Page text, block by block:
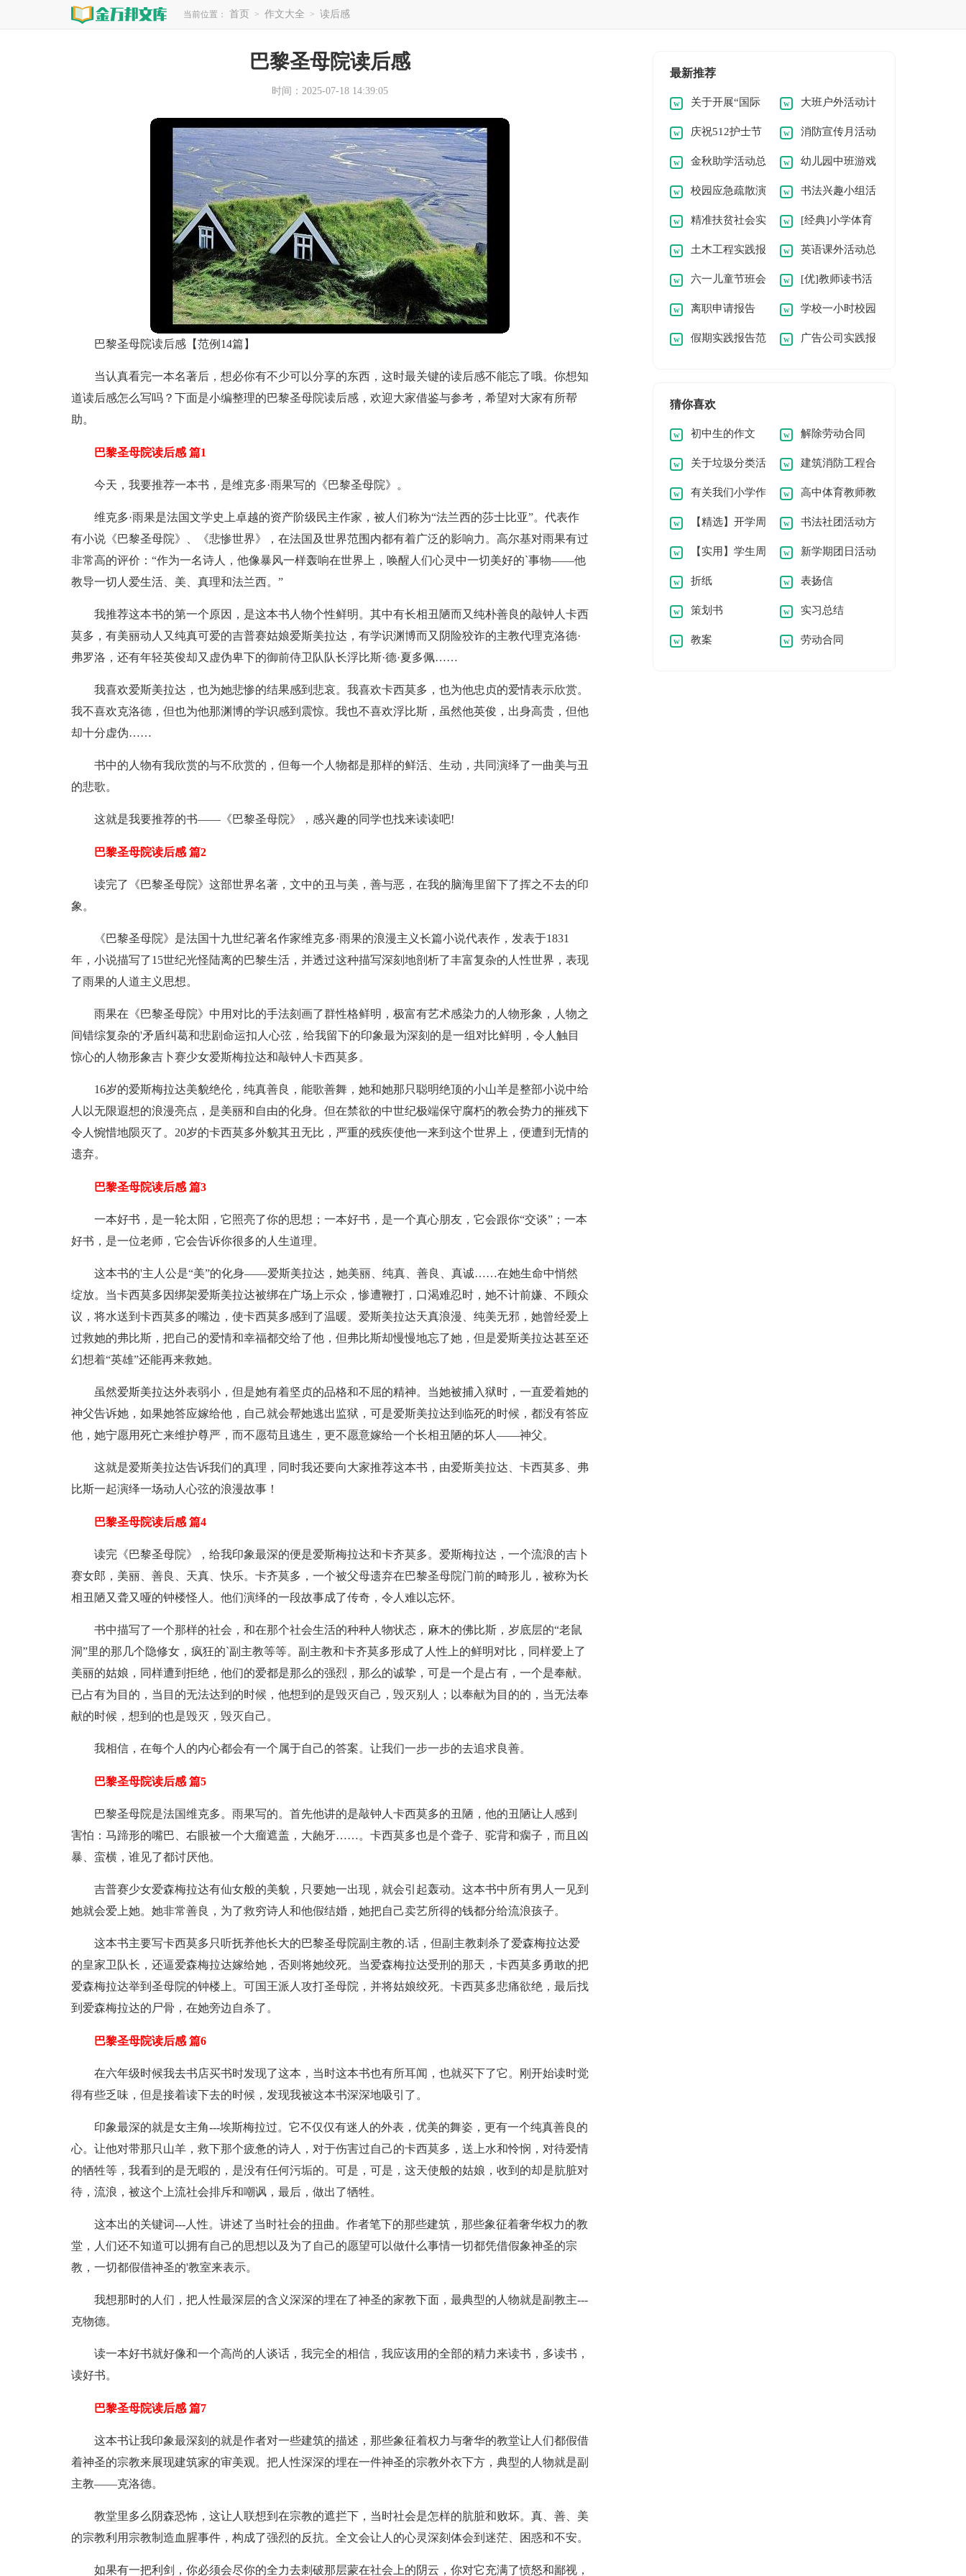
当前位置： 首页 > 作文大全 > 读后感
巴黎圣母院读后感
时间：2025-07-18 14:39:05
巴黎圣母院读后感【范例14篇】
当认真看完一本名著后，想必你有不少可以分享的东西，这时最关键的读后感不能忘了哦。你想知
道读后感怎么写吗？下面是小编整理的巴黎圣母院读后感，欢迎大家借鉴与参考，希望对大家有所帮
助。
巴黎圣母院读后感 篇1
今天，我要推荐一本书，是维克多·雨果写的《巴黎圣母院》。
维克多·雨果是法国文学史上卓越的资产阶级民主作家，被人们称为“法兰西的莎士比亚”。代表作
有小说《巴黎圣母院》、《悲惨世界》，在法国及世界范围内都有着广泛的影响力。高尔基对雨果有过
非常高的评价：“作为一名诗人，他像暴风一样轰响在世界上，唤醒人们心灵中一切美好的`事物——他
教导一切人爱生活、美、真理和法兰西。”
我推荐这本书的第一个原因，是这本书人物个性鲜明。其中有长相丑陋而又纯朴善良的敲钟人卡西
莫多，有美丽动人又纯真可爱的吉普赛姑娘爱斯美拉达，有学识渊博而又阴险狡诈的主教代理克洛德·
弗罗洛，还有年轻英俊却又虚伪卑下的御前侍卫队队长浮比斯·德·夏多佩……
我喜欢爱斯美拉达，也为她悲惨的结果感到悲哀。我喜欢卡西莫多，也为他忠贞的爱情表示欣赏。
我不喜欢克洛德，但也为他那渊博的学识感到震惊。我也不喜欢浮比斯，虽然他英俊，出身高贵，但他
却十分虚伪……
书中的人物有我欣赏的与不欣赏的，但每一个人物都是那样的鲜活、生动，共同演绎了一曲美与丑
的悲歌。
这就是我要推荐的书——《巴黎圣母院》，感兴趣的同学也找来读读吧!
巴黎圣母院读后感 篇2
读完了《巴黎圣母院》这部世界名著，文中的丑与美，善与恶，在我的脑海里留下了挥之不去的印
象。
《巴黎圣母院》是法国十九世纪著名作家维克多·雨果的浪漫主义长篇小说代表作，发表于1831
年，小说描写了15世纪光怪陆离的巴黎生活，并透过这种描写深刻地剖析了丰富复杂的人性世界，表现
了雨果的人道主义思想。
雨果在《巴黎圣母院》中用对比的手法刻画了群性格鲜明，极富有艺术感染力的人物形象，人物之
间错综复杂的'矛盾纠葛和悲剧命运扣人心弦，给我留下的印象最为深刻的是一组对比鲜明，令人触目
惊心的人物形象吉卜赛少女爱斯梅拉达和敲钟人卡西莫多。
16岁的爱斯梅拉达美貌绝伦，纯真善良，能歌善舞，她和她那只聪明绝顶的小山羊是整部小说中给
人以无限遐想的浪漫亮点，是美丽和自由的化身。但在禁欲的中世纪极端保守腐朽的教会势力的摧残下
令人惋惜地陨灭了。20岁的卡西莫多外貌其丑无比，严重的残疾使他一来到这个世界上，便遭到无情的
遗弃。
巴黎圣母院读后感 篇3
一本好书，是一轮太阳，它照亮了你的思想；一本好书，是一个真心朋友，它会跟你“交谈”；一本
好书，是一位老师，它会告诉你很多的人生道理。
这本书的'主人公是“美”的化身——爱斯美拉达，她美丽、纯真、善良、真诚……在她生命中悄然
绽放。当卡西莫多因绑架爱斯美拉达被绑在广场上示众，惨遭鞭打，口渴难忍时，她不计前嫌、不顾众
议，将水送到卡西莫多的嘴边，使卡西莫多感到了温暖。爱斯美拉达天真浪漫、纯美无邪，她曾经爱上
过救她的弗比斯，把自己的爱情和幸福都交给了他，但弗比斯却慢慢地忘了她，但是爱斯美拉达甚至还
幻想着“英雄”还能再来救她。
虽然爱斯美拉达外表弱小，但是她有着坚贞的品格和不屈的精神。当她被捕入狱时，一直爱着她的
神父告诉她，如果她答应嫁给他，自己就会帮她逃出监狱，可是爱斯美拉达到临死的时候，都没有答应
他，她宁愿用死亡来维护尊严，而不愿苟且逃生，更不愿意嫁给一个长相丑陋的坏人——神父。
这就是爱斯美拉达告诉我们的真理，同时我还要向大家推荐这本书，由爱斯美拉达、卡西莫多、弗
比斯一起演绎一场动人心弦的浪漫故事！
巴黎圣母院读后感 篇4
读完《巴黎圣母院》，给我印象最深的便是爱斯梅拉达和卡齐莫多。爱斯梅拉达，一个流浪的吉卜
赛女郎，美丽、善良、天真、快乐。卡齐莫多，一个被父母遗弃在巴黎圣母院门前的畸形儿，被称为长
相丑陋又聋又哑的钟楼怪人。他们演绎的一段故事成了传奇，令人难以忘怀。
书中描写了一个那样的社会，和在那个社会生活的种种人物状态，麻木的佛比斯，岁底层的“老鼠
洞”里的那几个隐修女，疯狂的`副主教等等。副主教和卡齐莫多形成了人性上的鲜明对比，同样爱上了
美丽的姑娘，同样遭到拒绝，他们的爱都是那么的强烈，那么的诚挚，可是一个是占有，一个是奉献。
已占有为目的，当目的无法达到的时候，他想到的是毁灭自己，毁灭别人；以奉献为目的的，当无法奉
献的时候，想到的也是毁灭，毁灭自己。
我相信，在每个人的内心都会有一个属于自己的答案。让我们一步一步的去追求良善。
巴黎圣母院读后感 篇5
巴黎圣母院是法国维克多。雨果写的。首先他讲的是敲钟人卡西莫多的丑陋，他的丑陋让人感到
害怕：马蹄形的嘴巴、右眼被一个大瘤遮盖，大龅牙……。卡西莫多也是个聋子、驼背和瘸子，而且凶
暴、蛮横，谁见了都讨厌他。
吉普赛少女爱森梅拉达有仙女般的美貌，只要她一出现，就会引起轰动。这本书中所有男人一见到
她就会爱上她。她非常善良，为了救穷诗人和他假结婚，她把自己卖艺所得的钱都分给流浪孩子。
这本书主要写卡西莫多只听抚养他长大的巴黎圣母院副主教的.话，但副主教刺杀了爱森梅拉达爱
的皇家卫队长，还逼爱森梅拉达嫁给她，否则将她绞死。当爱森梅拉达受刑的那天，卡西莫多勇敢的把
爱森梅拉达举到圣母院的钟楼上。可国王派人攻打圣母院，并将姑娘绞死。卡西莫多悲痛欲绝，最后找
到爱森梅拉达的尸骨，在她旁边自杀了。
巴黎圣母院读后感 篇6
在六年级时候我去书店买书时发现了这本，当时这本书也有所耳闻，也就买下了它。刚开始读时觉
得有些乏味，但是接着读下去的时候，发现我被这本书深深地吸引了。
印象最深的就是女主角---埃斯梅拉过。它不仅仅有迷人的外表，优美的舞姿，更有一个纯真善良的
心。让他对带那只山羊，救下那个疲惫的诗人，对于伤害过自己的卡西莫多，送上水和怜悯，对待爱情
的牺牲等，我看到的是无暇的，是没有任何污垢的。可是，可是，这天使般的姑娘，收到的却是肮脏对
待，流浪，被这个上流社会排斥和嘲讽，最后，做出了牺牲。
这本出的关键词---人性。讲述了当时社会的扭曲。作者笔下的那些建筑，那些象征着奢华权力的教
堂，人们还不知道可以拥有自己的思想以及为了自己的愿望可以做什么事情一切都凭借假象神圣的宗
教，一切都假借神圣的'教室来表示。
我想那时的人们，把人性最深层的含义深深的埋在了神圣的家教下面，最典型的人物就是副教主---
克物德。
读一本好书就好像和一个高尚的人谈话，我完全的相信，我应该用的全部的精力来读书，多读书，
读好书。
巴黎圣母院读后感 篇7
这本书让我印象最深刻的就是作者对一些建筑的描述，那些象征着权力与奢华的教堂让人们都假借
着神圣的宗教来展现建筑家的审美观。把人性深深的埋在一件神圣的宗教外衣下方，典型的人物就是副
主教——克洛德。
教堂里多么阴森恐怖，这让人联想到在宗教的遮拦下，当时社会是怎样的肮脏和败坏。真、善、美
的宗教利用宗教制造血腥事件，构成了强烈的反抗。全文会让人的心灵深刻体会到迷茫、困惑和不安。
如果有一把利剑，你必须会尽你的全力去刺破那层蒙在社会上的阴云，你对它充满了愤怒和鄙视，
最新推荐
关于开展“国际
减灾日”活动总结
大班户外活动计
划
庆祝512护士节
活动总结
消防宣传月活动
总结
金秋助学活动总
结（精选15篇）
幼儿园中班游戏
活动总结（经典）
校园应急疏散演
练活动总结
书法兴趣小组活
动总结
精准扶贫社会实
践报告范文
[经典]小学体育
活动总结15篇
土木工程实践报
告（精选15篇）
英语课外活动总
结（荐）
六一儿童节班会
活动总结
[优]教师读书活
动总结
离职申请报告
(集合15篇)
学校一小时校园
体育活动总结
假期实践报告范 广告公司实践报
猜你喜欢
初中生的作文
（精品）
解除劳动合同
(15篇)
关于垃圾分类活
动总结
建筑消防工程合
同
有关我们小学作
文4篇
高中体育教师教
学工作计划
【精选】开学周
记范文锦集5篇
书法社团活动方
案(集合15篇)
【实用】学生周
记模板合集7篇
新学期团日活动
总结
折纸 表扬信
策划书 实习总结
教案 劳动合同